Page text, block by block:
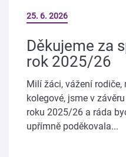
25. 6. 2026
Děkujeme za
rok 2025/26
Milí žáci, vážení
kolegové, jsme v
roku 2025/26 a ráda
upřímně poděkovala...